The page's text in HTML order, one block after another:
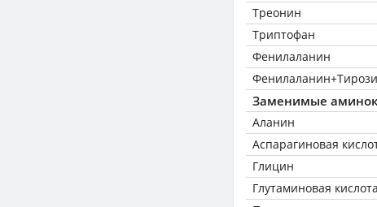
Треонин
Триптофан
Фенилаланин
Заменимые
Аланин
Аспарагиновая
Глицин
Глутаминовая кислота